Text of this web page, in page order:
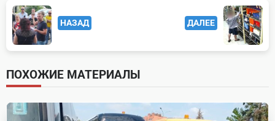
<span
class="nav-
subtitle
screen-
reader-
text">Page</span>
НАЗАД ДАЛЕЕ
ПОХОЖИЕ МАТЕРИАЛЫ